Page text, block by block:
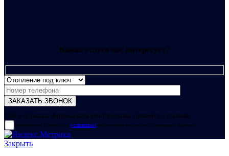
Какая услуга вас интересует?
Для отправки формы вам необходимо принять условия:
прочитал и согласен с условиями обработки своих персональных данных
Закрыть